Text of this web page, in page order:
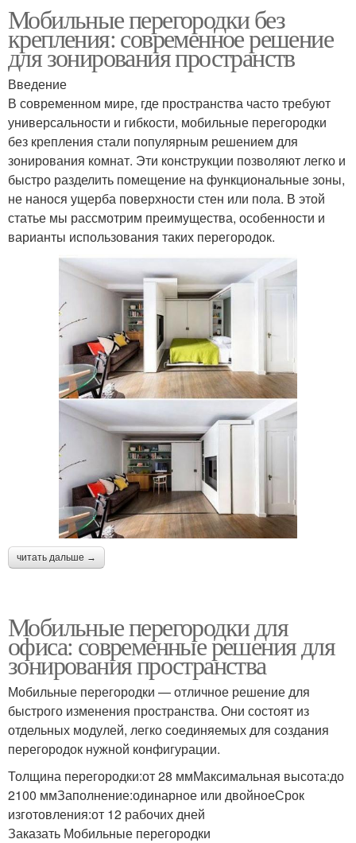
Мобильные перегородки без
крепления: современное решение
для зонирования пространств
Введение
В современном мире, где пространства часто требуют
универсальности и гибкости, мобильные перегородки
без крепления стали популярным решением для
зонирования комнат. Эти конструкции позволяют легко и
быстро разделить помещение на функциональные зоны,
не нанося ущерба поверхности стен или пола. В этой
статье мы рассмотрим преимущества, особенности и
варианты использования таких перегородок.
читать дальше →
Мобильные перегородки для
офиса: современные решения для
зонирования пространства
Мобильные перегородки — отличное решение для
быстрого изменения пространства. Они состоят из
отдельных модулей, легко соединяемых для создания
перегородок нужной конфигурации.
Толщина перегородки:от 28 ммМаксимальная высота:до
2100 ммЗаполнение:одинарное или двойноеСрок
изготовления:от 12 рабочих дней
Заказать Мобильные перегородки